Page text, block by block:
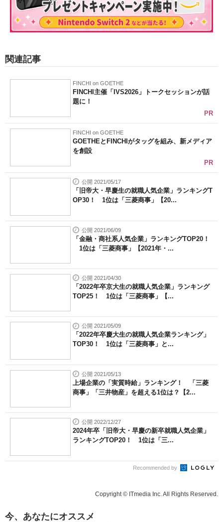
関連記事
FINCHI on GOETHE
FINCHI主催「IVS2026」トークセッションが話
題に！
PR
FINCHI on GOETHE
GOETHEとFINCHIがタッグを組み、新メディア
を創設
PR
公開 2021/05/17
「旧帝大・早慶生の就職人気企業」ランキングT
OP30！ 1位は「三菱商事」【20...
公開 2021/06/09
「金融・商社系人気企業」ランキングTOP20！
1位は「三菱商事」【2021年・...
公開 2021/04/30
「2022年卒京大生の就職人気企業」ランキング
TOP25！ 1位は「三菱商事」【...
公開 2021/05/09
「2022年卒慶大生の就職人気企業ランキング」
TOP30！ 1位は「三菱商事」と...
公開 2021/05/13
上場企業の「実質時給」ランキング！ 「三菱
商事」「三井物産」を超える1位は？【2...
公開 2022/12/27
2024年卒「旧帝大・早慶の新卒就職人気企業」
ランキングTOP20！ 1位は「三...
Recommended by
Copyright © ITmedia Inc. All Rights Reserved.
今、あなたにオススメ